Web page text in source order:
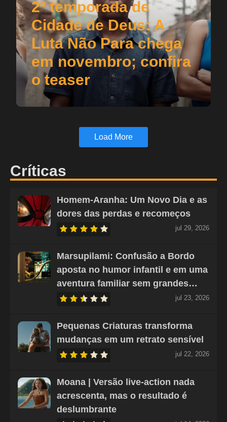
2ª temporada de
Cidade de Deus: A
Luta Não Para chega
em novembro; confira
o teaser
Load More
Críticas
Homem-Aranha: Um Novo Dia e as
dores das perdas e recomeços
jul 29, 2026
Marsupilami: Confusão a Bordo
aposta no humor infantil e em uma
aventura familiar sem grandes…
jul 23, 2026
Pequenas Criaturas transforma
mudanças em um retrato sensível
jul 22, 2026
Moana | Versão live-action nada
acrescenta, mas o resultado é
deslumbrante